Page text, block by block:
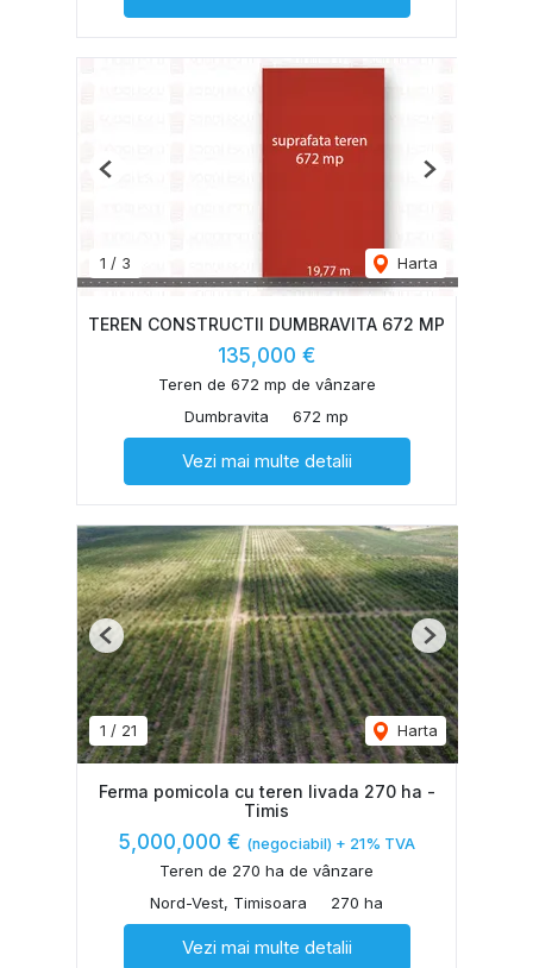
1 / 3 Harta
Previous Next
TEREN CONSTRUCTII DUMBRAVITA 672 MP
135,000 €
Teren de 672 mp de vânzare
Dumbravita
672 mp
Vezi mai multe detalii
1 / 21 Harta
Previous Next
Ferma pomicola cu teren livada 270 ha -
Timis
5,000,000 € (negociabil) + 21% TVA
Teren de 270 ha de vânzare
Nord-Vest, Timisoara
270 ha
Vezi mai multe detalii